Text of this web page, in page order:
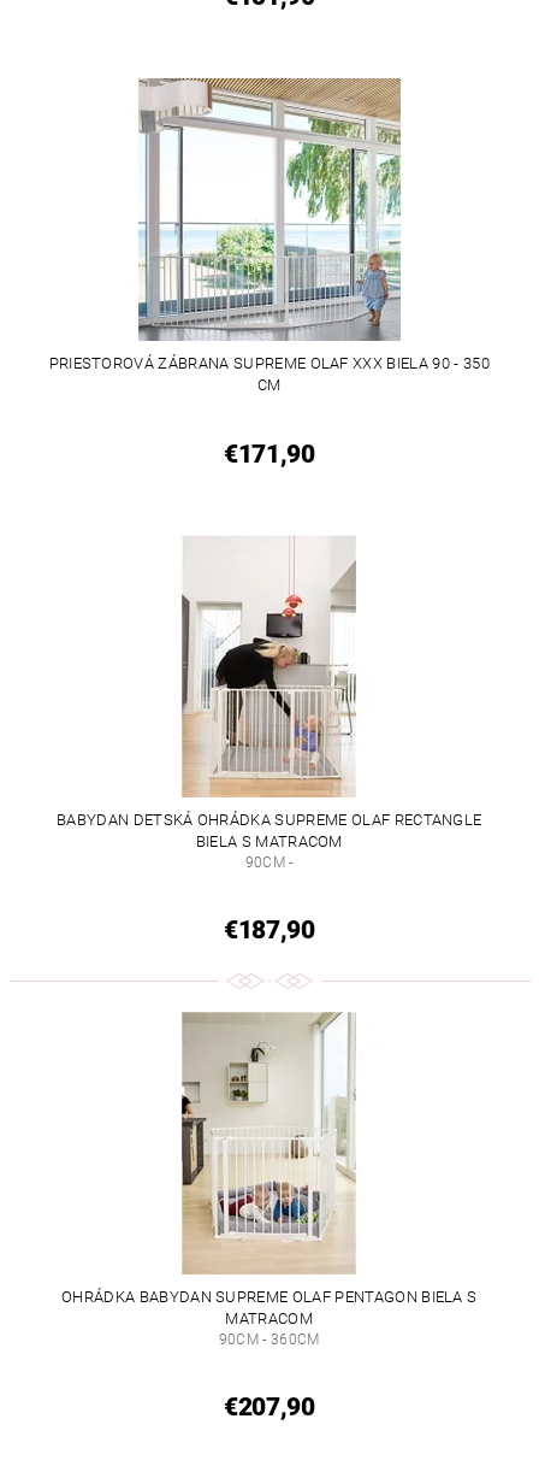
PRIESTOROVÁ ZÁBRANA SUPREME OLAF XXX BIELA 90 - 350
CM
€171,90
BABYDAN DETSKÁ OHRÁDKA SUPREME OLAF RECTANGLE
BIELA S MATRACOM
90CM -
€187,90
OHRÁDKA BABYDAN SUPREME OLAF PENTAGON BIELA S
MATRACOM
90CM - 360CM
€207,90